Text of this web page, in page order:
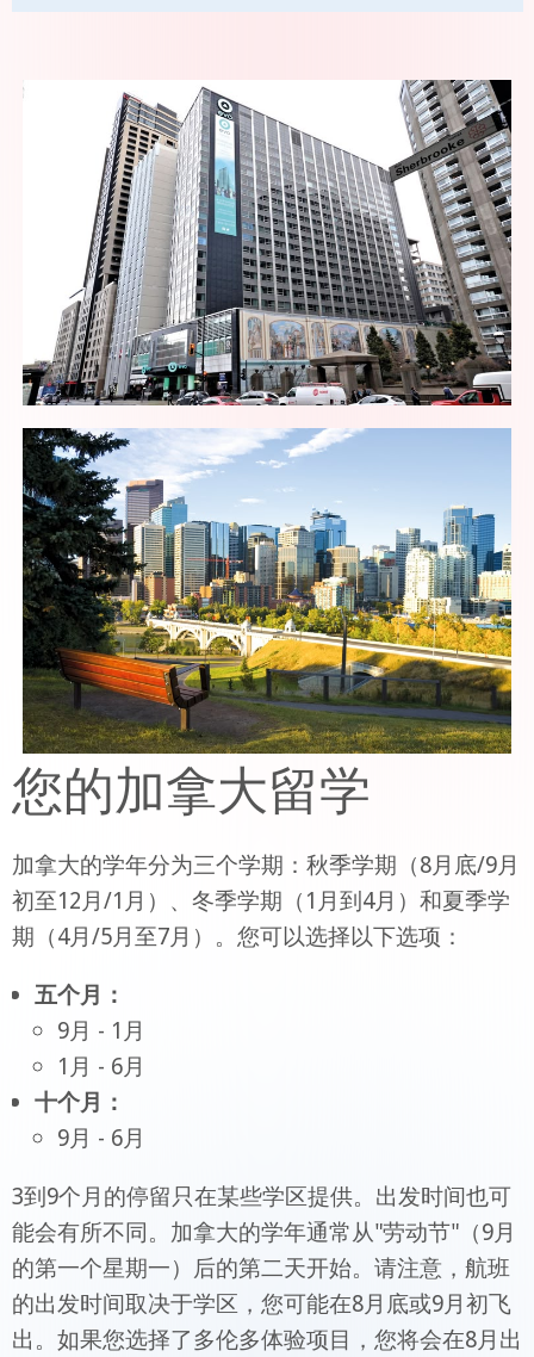
您的加拿大留学
加拿大的学年分为三个学期：秋季学期（8月底/9月
初至12月/1月）、冬季学期（1月到4月）和夏季学
期（4月/5月至7月）。您可以选择以下选项：
五个月：
9月 - 1月
1月 - 6月
十个月：
9月 - 6月
3到9个月的停留只在某些学区提供。出发时间也可
能会有所不同。加拿大的学年通常从"劳动节"（9月
的第一个星期一）后的第二天开始。请注意，航班
的出发时间取决于学区，您可能在8月底或9月初飞
出。如果您选择了多伦多体验项目，您将会在8月出